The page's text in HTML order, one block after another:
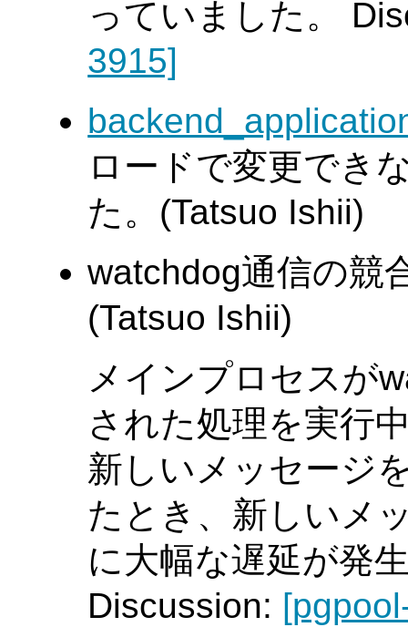
っていました。
3915]
ロードで変更でき
た。(Tatsuo Ishii)
watchdog通信の競
(Tatsuo Ishii)
メインプロセスが
された処理を実行
新しいメッセージ
たとき、新しいメ
に大幅な遅延が発
Discussion: